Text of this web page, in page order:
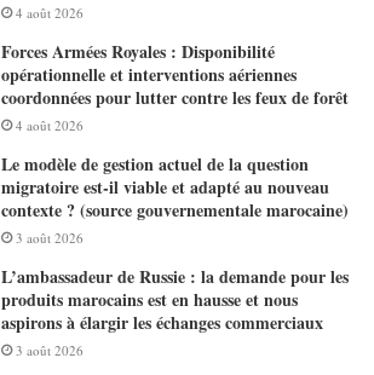
4 août 2026
Forces Armées Royales : Disponibilité
opérationnelle et interventions aériennes
coordonnées pour lutter contre les feux de forêt
4 août 2026
Le modèle de gestion actuel de la question
migratoire est-il viable et adapté au nouveau
contexte ? (source gouvernementale marocaine)
3 août 2026
L’ambassadeur de Russie : la demande pour les
produits marocains est en hausse et nous
aspirons à élargir les échanges commerciaux
3 août 2026